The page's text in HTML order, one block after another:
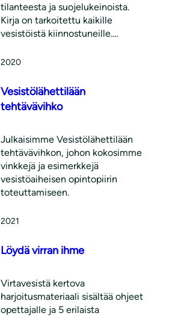
tilanteesta ja suojelukeinoista.
Kirja on tarkoitettu kaikille
vesistöistä kiinnostuneille.
ranta-asukkaat, maanomistajat,
järviyhdistykset.
2020
Vesistölähettilään
tehtävävihko
Julkaisimme Vesistölähettilään
tehtävävihkon, johon kokosimme
vinkkejä ja esimerkkejä
vesistöaiheisen opintopiirin
toteuttamiseen.
2021
Löydä virran ihme
Virtavesistä kertova
harjoitusmateriaali sisältää ohjeet
opettajalle ja 5 erilaista